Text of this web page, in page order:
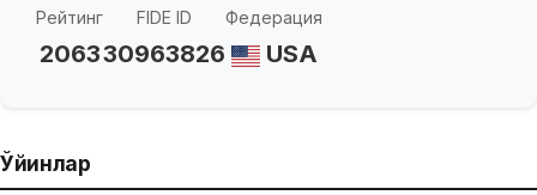
Рейтинг
2063
FIDE ID
30963826
Федерация
USA
Ўйинлар